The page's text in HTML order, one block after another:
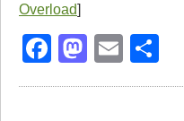
Overload]
Facebook
Email